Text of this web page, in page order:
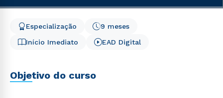
Início Imediato
9 meses
Especialização
EAD Digital
Objetivo do curso